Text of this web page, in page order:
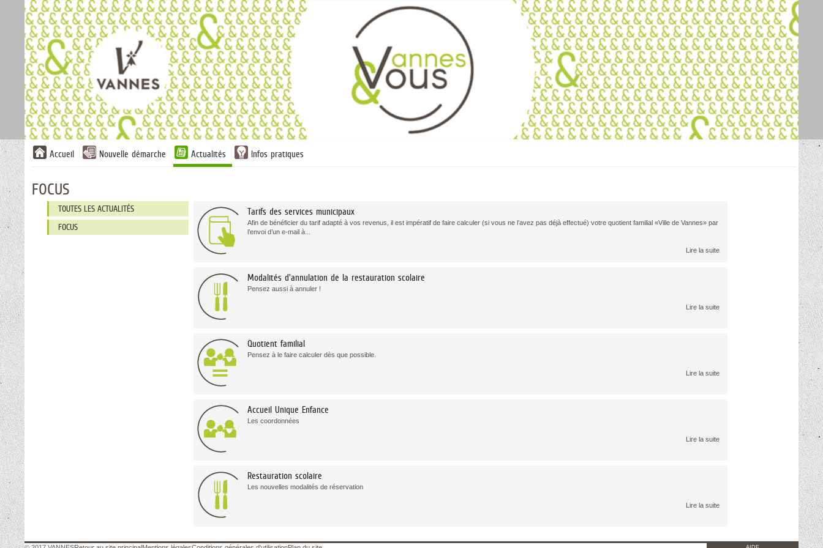
Liste
des
Accueil Nouvelle démarche Actualités Infos pratiques
FOCUS
TOUTES LES ACTUALITÉS
FOCUS
Tarifs des services municipaux
Afin de bénéficier du tarif adapté à vos revenus, il est impératif de faire calculer (si vous ne l’avez pas déjà effectué) votre quotient familial «Ville de Vannes» par
l’envoi d’un e-mail à...
Lire la suite
Modalités d'annulation de la restauration scolaire
Pensez aussi à annuler !
Lire la suite
Quotient familial
Pensez à le faire calculer dès que possible.
Lire la suite
Accueil Unique Enfance
Les coordonnées
Lire la suite
Restauration scolaire
Les nouvelles modalités de réservation
Lire la suite
Panneau de gestion des cookies